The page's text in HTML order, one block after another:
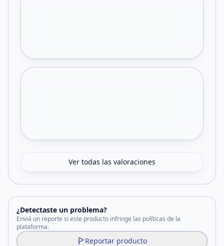
Ver todas las valoraciones
¿Detectaste un problema?
Enviá un reporte si este producto infringe las políticas de la
plataforma.
Reportar producto